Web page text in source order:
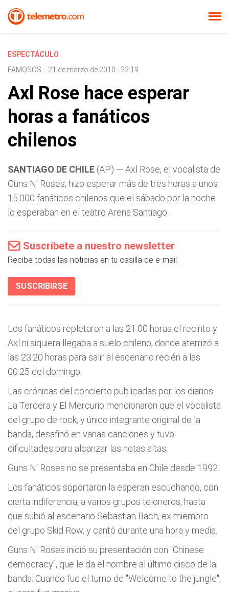
ESPECTÁCULO
FAMOSOS - 21 de marzo de 2010 - 22:19
Axl Rose hace esperar
horas a fanáticos
chilenos
SANTIAGO DE CHILE (AP) — Axl Rose, el vocalista de
Guns N' Roses, hizo esperar más de tres horas a unos
15.000 fanáticos chilenos que el sábado por la noche
lo esperaban en el teatro Arena Santiago.
Suscríbete a nuestro newsletter
Recibe todas las noticias en tu casilla de e-mail.
SUSCRIBIRSE
Los fanáticos repletaron a las 21.00 horas el recinto y
Axl ni siquiera llegaba a suelo chileno, donde aterrizó a
las 23.20 horas para salir al escenario recién a las
00.25 del domingo.
Las crónicas del concierto publicadas por los diarios
La Tercera y El Mercurio mencionaron que el vocalista
del grupo de rock, y único integrante original de la
banda, desafinó en varias canciones y tuvo
dificultades para alcanzar las notas altas.
Guns N' Roses no se presentaba en Chile desde 1992.
Los fanáticos soportaron la esperan escuchando, con
cierta indiferencia, a varios grupos teloneros, hasta
que subió al escenario Sebastian Bach, ex miembro
del grupo Skid Row, y cantó durante una hora y media.
Guns N' Roses inició su presentación con "Chinese
democracy", que le da el nombre al último disco de la
banda. Cuando fue el turno de "Welcome to the jungle",